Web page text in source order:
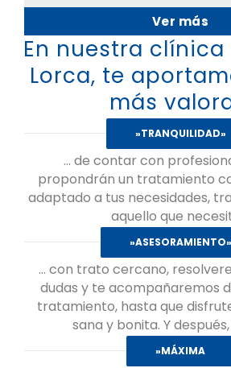
Ver más
En nuestra
Lorca, te
más
»TRANQUILIDAD»
… de contar con
propondrán un tratamiento
adaptado a tus necesidades,
aquello que
»ASESORAMIENTO»
… con trato cercano,
dudas y te acompañaremos
tratamiento, hasta que
sana y bonita. Y
»MÁXIMA